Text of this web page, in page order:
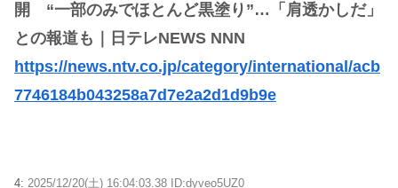
開 “一部のみでほとんど黒塗り”…「肩透かしだ」
との報道も｜日テレNEWS NNN
https://news.ntv.co.jp/category/international/acb
7746184b043258a7d7e2a2d1d9b9e
4: 2025/12/20(土) 16:04:03.38 ID:dyveo5UZ0